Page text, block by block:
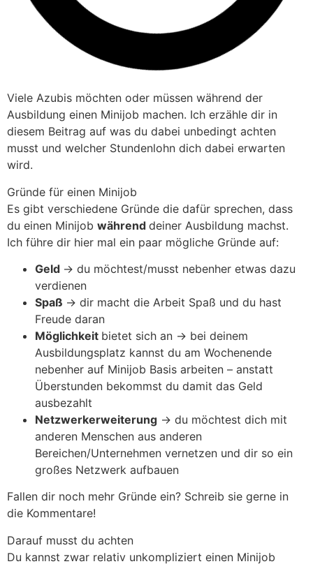
Viele Azubis möchten oder müssen während der
Ausbildung einen Minijob machen. Ich erzähle dir in
diesem Beitrag auf was du dabei unbedingt achten
musst und welcher Stundenlohn dich dabei erwarten
wird.
Gründe für einen Minijob
Es gibt verschiedene Gründe die dafür sprechen, dass
du einen Minijob während deiner Ausbildung machst.
Ich führe dir hier mal ein paar mögliche Gründe auf:
Geld -> du möchtest/musst nebenher etwas dazu
verdienen
Spaß -> dir macht die Arbeit Spaß und du hast
Freude daran
Möglichkeit bietet sich an -> bei deinem
Ausbildungsplatz kannst du am Wochenende
nebenher auf Minijob Basis arbeiten – anstatt
Überstunden bekommst du damit das Geld
ausbezahlt
Netzwerkerweiterung -> du möchtest dich mit
anderen Menschen aus anderen
Bereichen/Unternehmen vernetzen und dir so ein
großes Netzwerk aufbauen
Fallen dir noch mehr Gründe ein? Schreib sie gerne in
die Kommentare!
Darauf musst du achten
Du kannst zwar relativ unkompliziert einen Minijob